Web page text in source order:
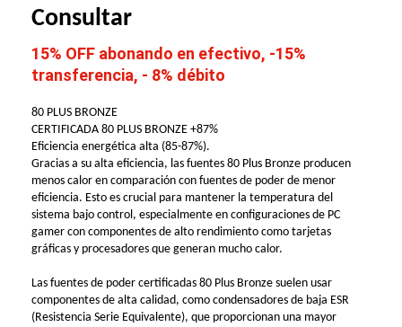
Consultar
15% OFF abonando en efectivo, -15%
transferencia, - 8% débito
80 PLUS BRONZE
CERTIFICADA 80 PLUS BRONZE +87%
Eficiencia energética alta (85-87%).
Gracias a su alta eficiencia, las fuentes 80 Plus Bronze producen
menos calor en comparación con fuentes de poder de menor
eficiencia. Esto es crucial para mantener la temperatura del
sistema bajo control, especialmente en configuraciones de PC
gamer con componentes de alto rendimiento como tarjetas
gráficas y procesadores que generan mucho calor.
Las fuentes de poder certificadas 80 Plus Bronze suelen usar
componentes de alta calidad, como condensadores de baja ESR
(Resistencia Serie Equivalente), que proporcionan una mayor